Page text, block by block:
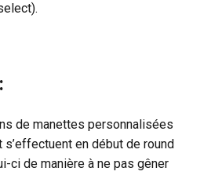
de manettes personnalisées
en début de round
ci de manière à ne pas gêner